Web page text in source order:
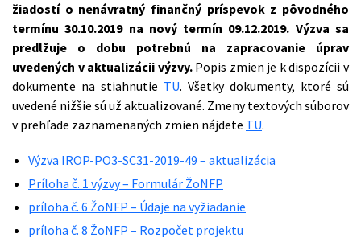
žiadostí o nenávratný finančný príspevok z pôvodného
termínu 30.10.2019 na nový termín 09.12.2019. Výzva sa
predlžuje o dobu potrebnú na zapracovanie úprav
uvedených v aktualizácii výzvy.Popis zmien je k dispozícii v
dokumente na stiahnutie TU. Všetky dokumenty, ktoré sú
uvedené nižšie sú už aktualizované. Zmeny textových súborov
v prehľade zaznamenaných zmien nájdete TU.
Výzva IROP-PO3-SC31-2019-49 – aktualizácia
Príloha č. 1 výzvy – Formulár ŽoNFP
príloha č. 6 ŽoNFP – Údaje na vyžiadanie
príloha č. 8 ŽoNFP – Rozpočet projektu